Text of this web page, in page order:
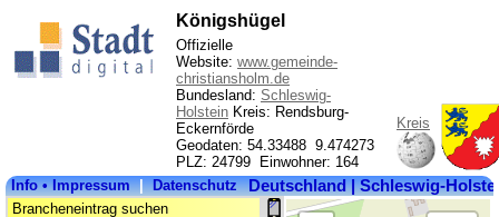
Königshügel
Offizielle
Website: www.gemeinde-
christiansholm.de
Bundesland: Schleswig-
Holstein Kreis: Rendsburg-
Eckernförde
Geodaten: 54.33488 9.474273
PLZ: 24799 Einwohner: 164
Kreis